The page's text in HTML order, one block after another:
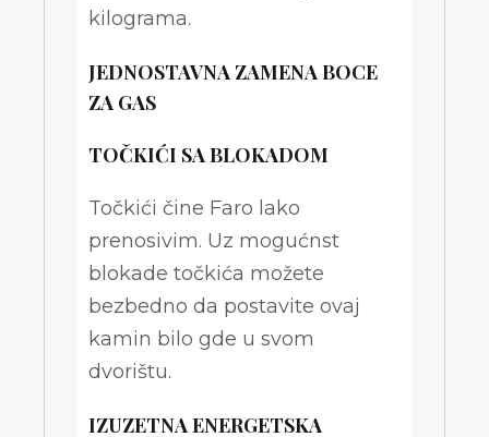
kilograma.
JEDNOSTAVNA ZAMENA BOCE
ZA GAS
TOČKIĆI SA BLOKADOM
Točkići čine Faro lako
prenosivim. Uz mogućnst
blokade točkića možete
bezbedno da postavite ovaj
kamin bilo gde u svom
dvorištu.
IZUZETNA ENERGETSKA